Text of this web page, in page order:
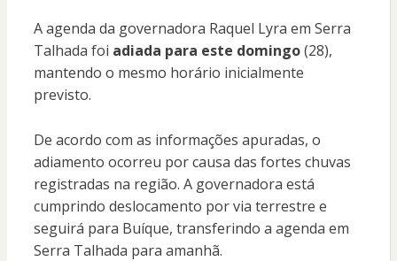
A agenda da governadora Raquel Lyra em Serra
Talhada foi adiada para este domingo(28),
mantendo o mesmo horário inicialmente
previsto.
De acordo com as informações apuradas, o
adiamento ocorreu por causa das fortes chuvas
registradas na região. A governadora está
cumprindo deslocamento por via terrestre e
seguirá para Buíque, transferindo a agenda em
Serra Talhada para amanhã.